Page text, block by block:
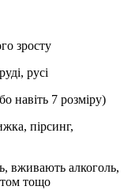
зросту
русі
навіть 7 розміру)
пірсинг,
вживають алкоголь,
тощо